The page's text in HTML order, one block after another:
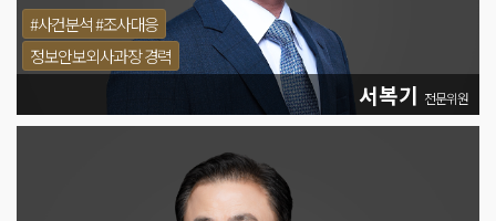
#사건분석 #조사대응
정보안보외사과장 경력
서복기 전문위원